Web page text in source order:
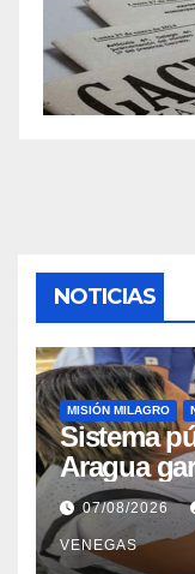
NOTICIAS
MISIÓN MILAGRO
Sistema
Aragua
familias
abordajes
07/08/2026
VENEGAS